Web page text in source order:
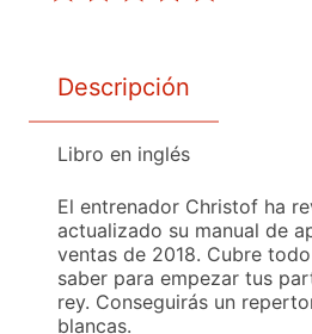
Descripción
Libro en inglés
El entrenador Christof ha
actualizado su manual de
ventas de 2018. Cubre
saber para empezar tus
rey. Conseguirás un
blancas.